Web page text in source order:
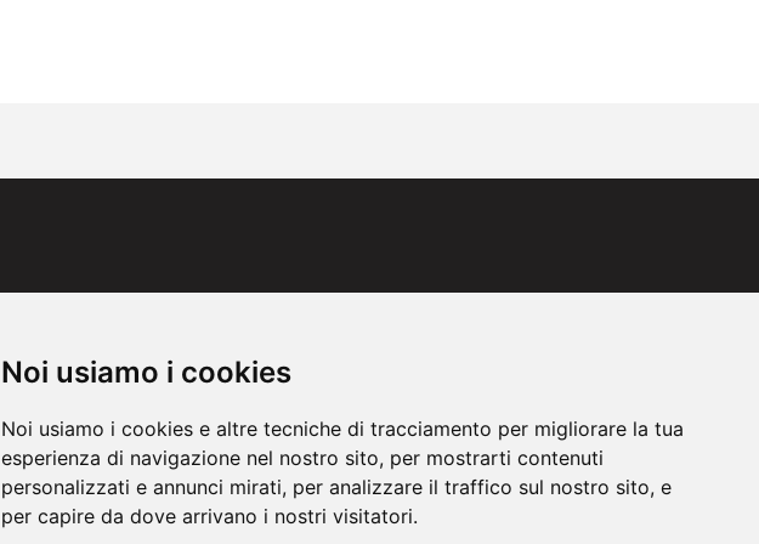
Noi usiamo i cookies
Noi usiamo i cookies e altre tecniche di tracciamento per migliorare la tua
esperienza di navigazione nel nostro sito, per mostrarti contenuti
personalizzati e annunci mirati, per analizzare il traffico sul nostro sito, e
per capire da dove arrivano i nostri visitatori.